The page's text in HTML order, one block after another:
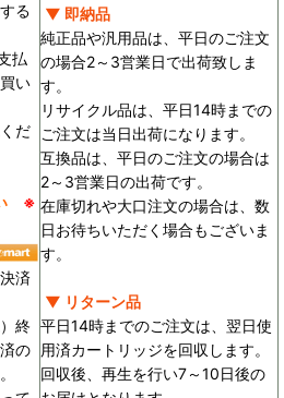
る
払
い
だ
※
済
終
の
▼ 即納品
純正品や汎用品は、平日のご注文
の場合2～3営業日で出荷致しま
す。
リサイクル品は、平日14時までの
ご注文は当日出荷になります。
互換品は、平日のご注文の場合は
2～3営業日の出荷です。
在庫切れや大口注文の場合は、数
日お待ちいただく場合もございま
す。
▼ リターン品
平日14時までのご注文は、翌日使
用済カートリッジを回収します。
回収後、再生を行い7～10日後の